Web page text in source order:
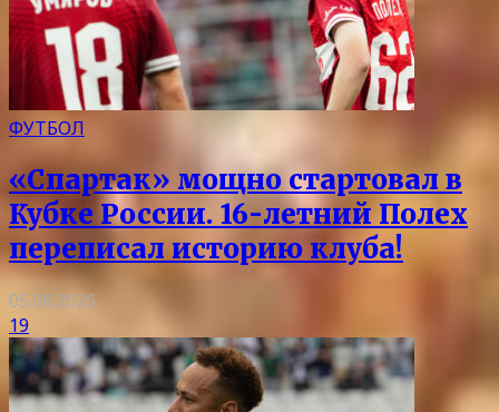
ФУТБОЛ
«Спартак» мощно стартовал в
Кубке России. 16-летний Полех
переписал историю клуба!
05.08.2026
19